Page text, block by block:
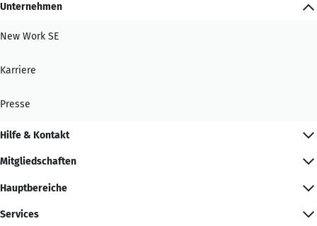
Unternehmen
New Work SE
Karriere
Presse
Hilfe & Kontakt
Mitgliedschaften
Hauptbereiche
Services